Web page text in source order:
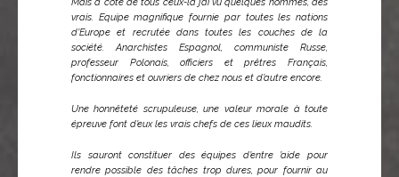
vrais. Equipe magnifique fournie par toutes les nations
d’Europe et recrutée dans toutes les couches de la
société. Anarchistes Espagnol, communiste Russe,
professeur Polonais, officiers et prêtres Français,
fonctionnaires et ouvriers de chez nous et d’autre encore.
Une honnêteté scrupuleuse, une valeur morale à toute
épreuve font d’eux les vrais chefs de ces lieux maudits.
Ils sauront constituer des équipes d’entre ’aide pour
rendre possible des tâches trop dures, pour fournir au